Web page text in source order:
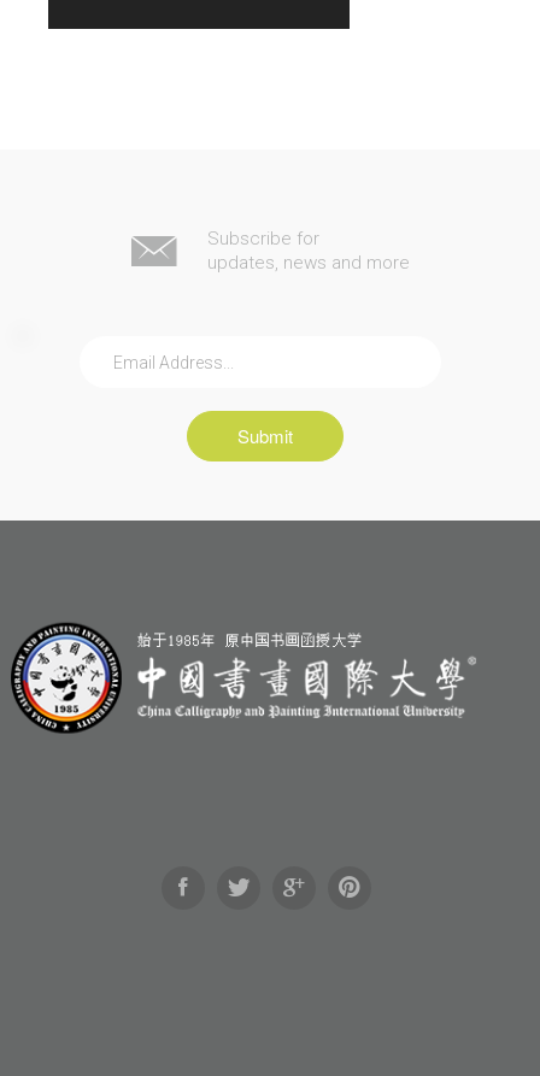
Subscribe for
updates, news and more
Submit